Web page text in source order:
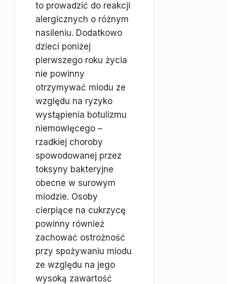
to prowadzić do reakcji
alergicznych o różnym
nasileniu. Dodatkowo
dzieci poniżej
pierwszego roku życia
nie powinny
otrzymywać miodu ze
względu na ryzyko
wystąpienia botulizmu
niemowlęcego –
rzadkiej choroby
spowodowanej przez
toksyny bakteryjne
obecne w surowym
miodzie. Osoby
cierpiące na cukrzycę
powinny również
zachować ostrożność
przy spożywaniu miodu
ze względu na jego
wysoką zawartość